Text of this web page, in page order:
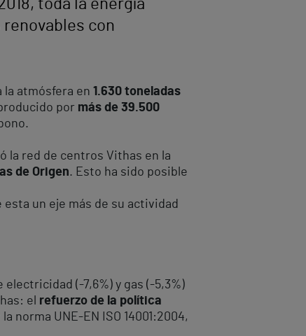
toda la energía
con
la atmósfera en 1.630 toneladas
por más de 39.500
la red de centros Vithas en la
de Origen. Esto ha sido posible
esta un eje más de su actividad
(-7,6%) y gas (-5,3%)
el refuerzo de la política
norma UNE-EN ISO 14001:2004,